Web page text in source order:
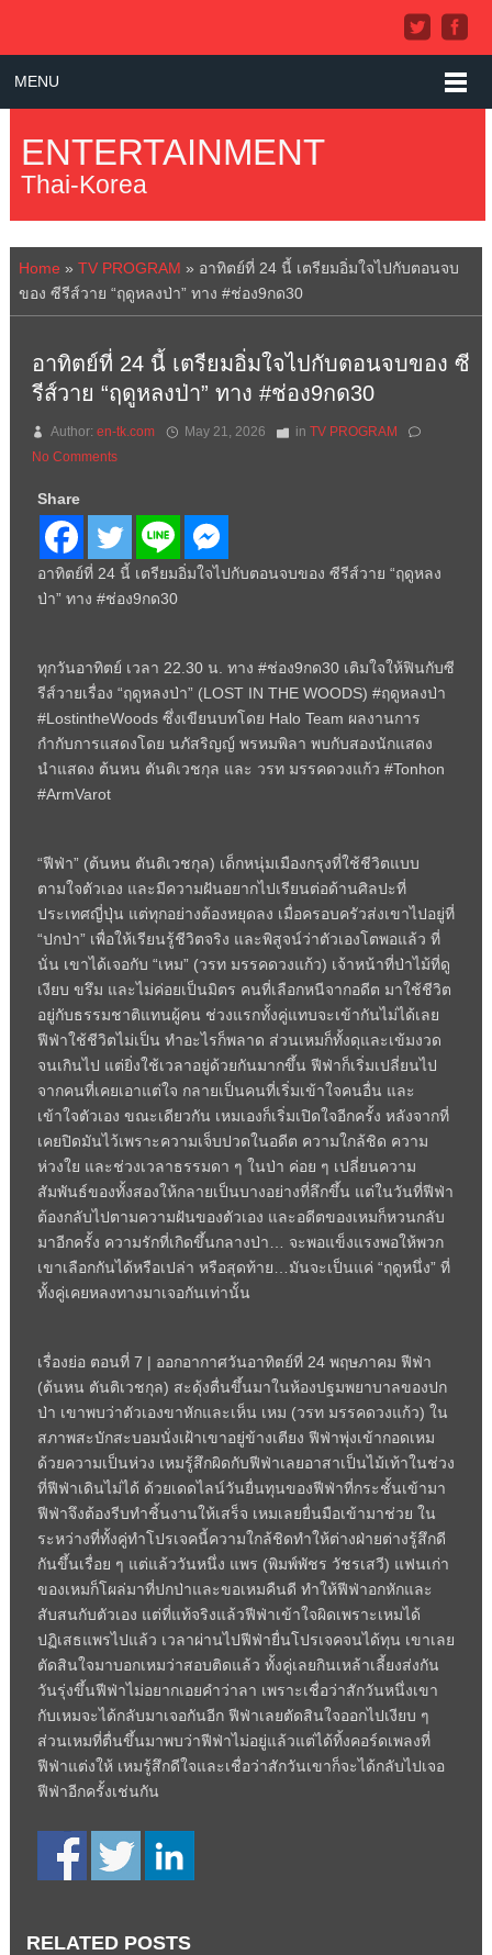
MENU
ENTERTAINMENT
Thai-Korea
Home » TV PROGRAM » อาทิตย์ที่ 24 นี้ เตรียมอิ่มใจไปกับตอนจบ
ของ ซีรีส์วาย “ฤดูหลงป่า” ทาง #ช่อง9กด30
อาทิตย์ที่ 24 นี้ เตรียมอิ่มใจไปกับตอนจบของ ซี
รีส์วาย “ฤดูหลงป่า” ทาง #ช่อง9กด30
Author: en-tk.com May 21, 2026 in TV PROGRAM
No Comments
Share
อาทิตย์ที่ 24 นี้ เตรียมอิ่มใจไปกับตอนจบของ ซีรีส์วาย “ฤดูหลง
ป่า” ทาง #ช่อง9กด30
ทุกวันอาทิตย์ เวลา 22.30 น. ทาง #ช่อง9กด30 เติมใจให้ฟินกับซี
รีส์วายเรื่อง “ฤดูหลงป่า” (LOST IN THE WOODS) #ฤดูหลงป่า
#LostintheWoods ซึ่งเขียนบทโดย Halo Team ผลงานการ
กำกับการแสดงโดย นภัสริญญ์ พรหมพิลา พบกับสองนักแสดง
นำแสดง ต้นหน ตันติเวชกุล และ วรท มรรคดวงแก้ว #Tonhon
#ArmVarot
“ฟีฟ่า” (ต้นหน ตันติเวชกุล) เด็กหนุ่มเมืองกรุงที่ใช้ชีวิตแบบ
ตามใจตัวเอง และมีความฝันอยากไปเรียนต่อด้านศิลปะที่
ประเทศญี่ปุ่น แต่ทุกอย่างต้องหยุดลง เมื่อครอบครัวส่งเขาไปอยู่ที่
“ปกป่า” เพื่อให้เรียนรู้ชีวิตจริง และพิสูจน์ว่าตัวเองโตพอแล้ว ที่
นั่น เขาได้เจอกับ “เหม” (วรท มรรคดวงแก้ว) เจ้าหน้าที่ป่าไม้ที่ดู
เงียบ ขรึม และไม่ค่อยเป็นมิตร คนที่เลือกหนีจากอดีต มาใช้ชีวิต
อยู่กับธรรมชาติแทนผู้คน ช่วงแรกทั้งคู่แทบจะเข้ากันไม่ได้เลย
ฟีฟ่าใช้ชีวิตไม่เป็น ทำอะไรก็พลาด ส่วนเหมก็ทั้งดุและเข้มงวด
จนเกินไป แต่ยิ่งใช้เวลาอยู่ด้วยกันมากขึ้น ฟีฟ่าก็เริ่มเปลี่ยนไป
จากคนที่เคยเอาแต่ใจ กลายเป็นคนที่เริ่มเข้าใจคนอื่น และ
เข้าใจตัวเอง ขณะเดียวกัน เหมเองก็เริ่มเปิดใจอีกครั้ง หลังจากที่
เคยปิดมันไว้เพราะความเจ็บปวดในอดีต ความใกล้ชิด ความ
ห่วงใย และช่วงเวลาธรรมดา ๆ ในป่า ค่อย ๆ เปลี่ยนความ
สัมพันธ์ของทั้งสองให้กลายเป็นบางอย่างที่ลึกขึ้น แต่ในวันที่ฟีฟ่า
ต้องกลับไปตามความฝันของตัวเอง และอดีตของเหมก็หวนกลับ
มาอีกครั้ง ความรักที่เกิดขึ้นกลางป่า… จะพอแข็งแรงพอให้พวก
เขาเลือกกันได้หรือเปล่า หรือสุดท้าย…มันจะเป็นแค่ “ฤดูหนึ่ง” ที่
ทั้งคู่เคยหลงทางมาเจอกันเท่านั้น
เรื่องย่อ ตอนที่ 7 | ออกอากาศวันอาทิตย์ที่ 24 พฤษภาคม ฟีฟ่า
(ต้นหน ตันติเวชกุล) สะดุ้งตื่นขึ้นมาในห้องปฐมพยาบาลของปก
ป่า เขาพบว่าตัวเองขาหักและเห็น เหม (วรท มรรคดวงแก้ว) ใน
สภาพสะบักสะบอมนั่งเฝ้าเขาอยู่ข้างเตียง ฟีฟ่าพุ่งเข้ากอดเหม
ด้วยความเป็นห่วง เหมรู้สึกผิดกับฟีฟ่าเลยอาสาเป็นไม้เท้าในช่วง
ที่ฟีฟ่าเดินไม่ได้ ด้วยเดดไลน์วันยื่นทุนของฟีฟ่าที่กระชั้นเข้ามา
ฟีฟ่าจึงต้องรีบทำชิ้นงานให้เสร็จ เหมเลยยื่นมือเข้ามาช่วย ใน
ระหว่างที่ทั้งคู่ทำโปรเจคนี้ความใกล้ชิดทำให้ต่างฝ่ายต่างรู้สึกดี
กันขึ้นเรื่อย ๆ แต่แล้ววันหนึ่ง แพร (พิมพ์พัชร วัชรเสวี) แฟนเก่า
ของเหมก็โผล่มาที่ปกป่าและขอเหมคืนดี ทำให้ฟีฟ่าอกหักและ
สับสนกับตัวเอง แต่ที่แท้จริงแล้วฟีฟ่าเข้าใจผิดเพราะเหมได้
ปฏิเสธแพรไปแล้ว เวลาผ่านไปฟีฟ่ายื่นโปรเจคจนได้ทุน เขาเลย
ตัดสินใจมาบอกเหมว่าสอบติดแล้ว ทั้งคู่เลยกินเหล้าเลี้ยงส่งกัน
วันรุ่งขึ้นฟีฟ่าไม่อยากเอยคำว่าลา เพราะเชื่อว่าสักวันหนึ่งเขา
กับเหมจะได้กลับมาเจอกันอีก ฟีฟ่าเลยตัดสินใจออกไปเงียบ ๆ
ส่วนเหมที่ตื่นขึ้นมาพบว่าฟีฟ่าไม่อยู่แล้วแต่ได้ทิ้งคอร์ดเพลงที่
ฟีฟ่าแต่งให้ เหมรู้สึกดีใจและเชื่อว่าสักวันเขาก็จะได้กลับไปเจอ
ฟีฟ่าอีกครั้งเช่นกัน
RELATED POSTS